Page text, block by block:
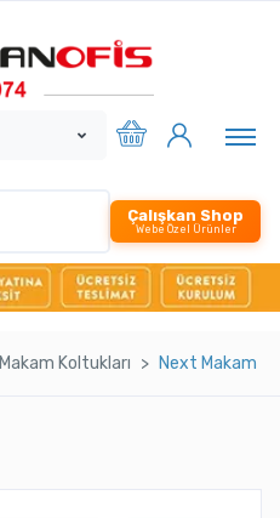
Çalışkan Shop
Webe Özel Ürünler
Makam Koltukları Next Makam -